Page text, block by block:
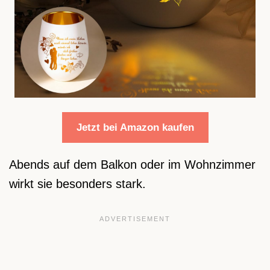
Jetzt bei Amazon kaufen
Abends auf dem Balkon oder im Wohnzimmer
wirkt sie besonders stark.